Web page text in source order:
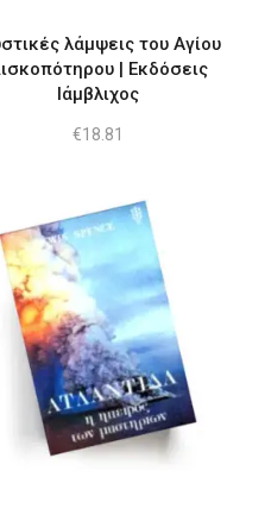
λάμψεις του Αγίου
| Εκδόσεις
Ιάμβλιχος
€18.81